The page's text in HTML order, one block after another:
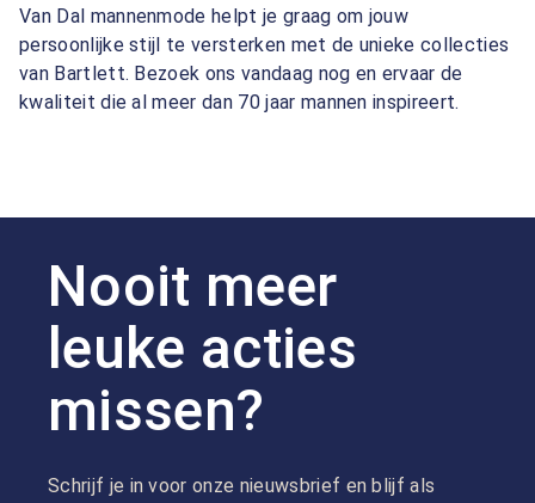
Van Dal mannenmode helpt je graag om jouw
persoonlijke stijl te versterken met de unieke collecties
van Bartlett. Bezoek ons vandaag nog en ervaar de
kwaliteit die al meer dan 70 jaar mannen inspireert.
Nooit meer
leuke acties
missen?
Schrijf je in voor onze nieuwsbrief en blijf als